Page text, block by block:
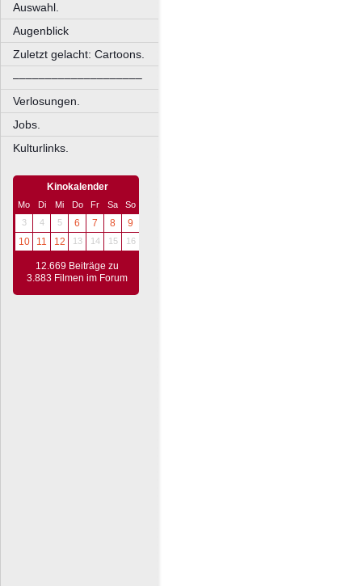
Auswahl.
Augenblick
Zuletzt gelacht: Cartoons.
––––––––––––––––––––
Verlosungen.
Jobs.
Kulturlinks.
Kinokalender
Mo Di Mi Do Fr Sa
So
3
4 5 6 7 8
9
10
11 12 13 14 15 16
12.669 Beiträge zu
3.883 Filmen im Forum